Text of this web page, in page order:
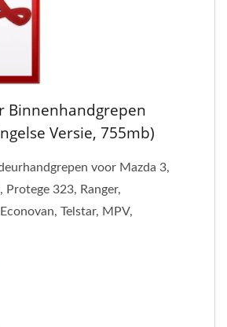
Binnenhandgrepen
Versie, 755mb)
voor Mazda 3,
Protege 323, Ranger,
Telstar, MPV,